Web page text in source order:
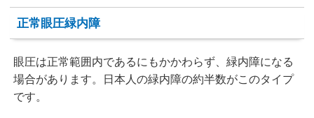
正常眼圧緑内障
眼圧は正常範囲内であるにもかかわらず、緑内障になる
場合があります。日本人の緑内障の約半数がこのタイプ
です。